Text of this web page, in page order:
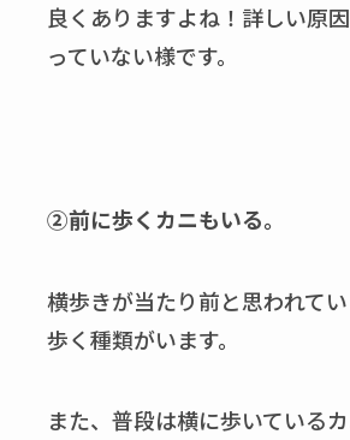
良くありますよね！詳しい原
っていない様です。
②前に歩くカニもいる。
横歩きが当たり前と思われて
歩く種類がいます。
また、普段は横に歩いている